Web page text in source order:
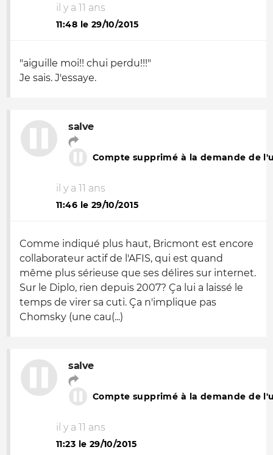
il y a 11 ans
11:48 le 29/10/2015
"aiguille moi!! chui perdu!!!"
Je sais. J'essaye.
salve
Compte supprimé à la demande de
il y a 11 ans
11:46 le 29/10/2015
Comme indiqué plus haut, Bricmont est encore
collaborateur actif de l'AFIS, qui est quand
même plus sérieuse que ses délires sur internet.
Sur le Diplo, rien depuis 2007? Ça lui a laissé le
temps de virer sa cuti. Ça n'implique pas
Chomsky (une cau(...)
salve
Compte supprimé à la demande de
il y a 11 ans
11:23 le 29/10/2015